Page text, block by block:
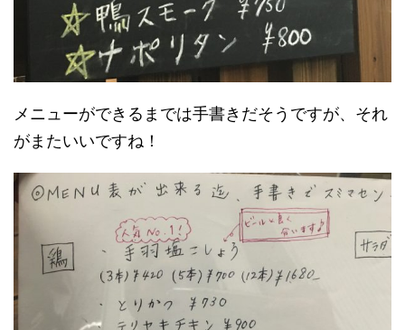
メニューができるまでは手書きだそうですが、それ
がまたいいですね！